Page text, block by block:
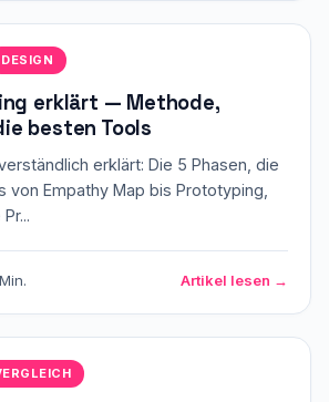
DESIGN
erklärt — Methode,
besten Tools
erklärt: Die 5 Phasen, die
von Empathy Map bis Prototyping,
Artikel lesen →